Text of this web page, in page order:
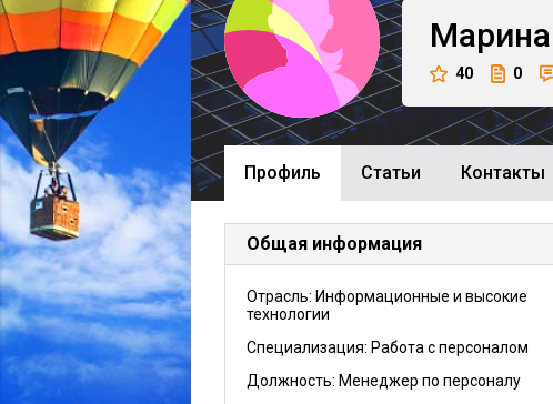
Марина
40 0
Профиль Cтатьи Контакты
Общая информация
Отрасль: Информационные и высокие
технологии
Специализация: Работа с персоналом
Должность: Менеджер по персоналу